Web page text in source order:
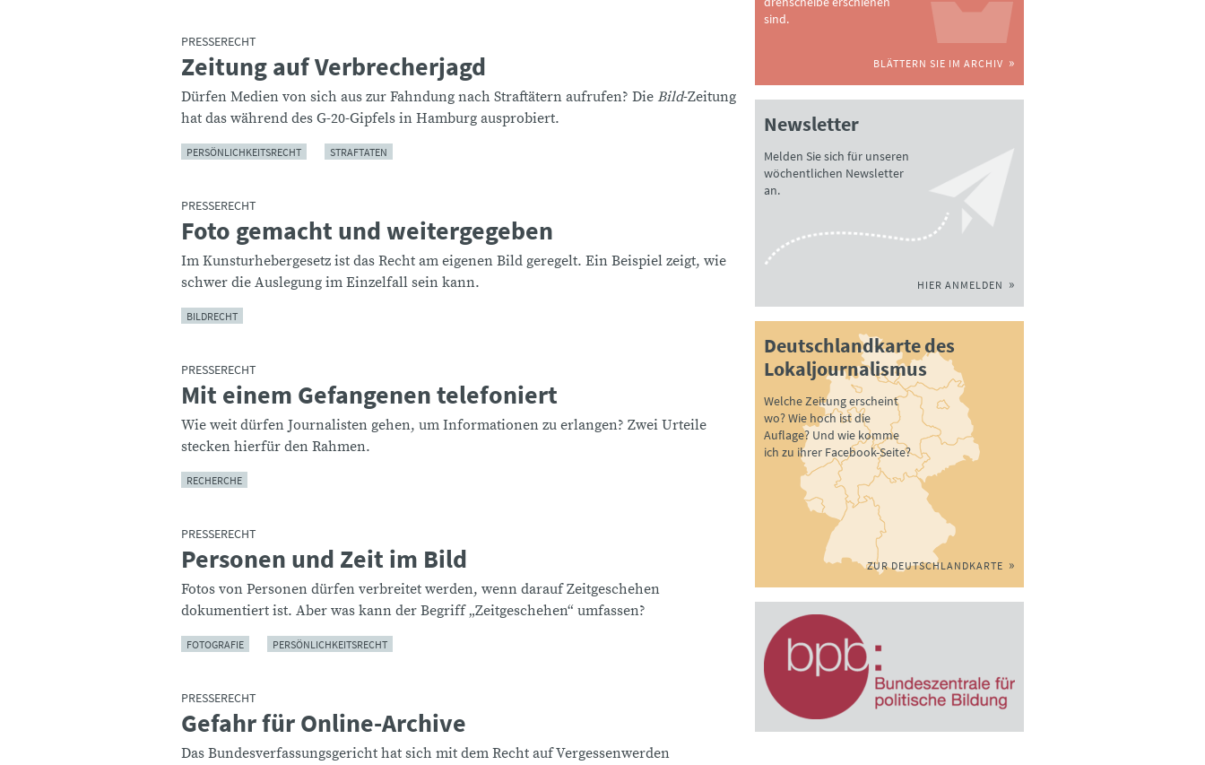
PRESSERECHT
:Zeitung auf Verbrecherjagd
Dürfen Medien von sich aus zur Fahndung nach Straftätern aufrufen? Die Bild-Zeitung
hat das während des G-20-Gipfels in Hamburg ausprobiert.
PERSÖNLICHKEITSRECHT STRAFTATEN
PRESSERECHT
:Foto gemacht und weitergegeben
Im Kunsturhebergesetz ist das Recht am eigenen Bild geregelt. Ein Beispiel zeigt, wie
schwer die Auslegung im Einzelfall sein kann.
BILDRECHT
PRESSERECHT
:Mit einem Gefangenen telefoniert
Wie weit dürfen Journalisten gehen, um Informationen zu erlangen? Zwei Urteile
stecken hierfür den Rahmen.
RECHERCHE
PRESSERECHT
:Personen und Zeit im Bild
Fotos von Personen dürfen verbreitet werden, wenn darauf Zeitgeschehen
dokumentiert ist. Aber was kann der Begriff „Zeitgeschehen“ umfassen?
FOTOGRAFIE PERSÖNLICHKEITSRECHT
PRESSERECHT
:Gefahr für Online-Archive
Das Bundesverfassungsgericht hat sich mit dem Recht auf Vergessenwerden
sind.
BLÄTTERN SIE IM ARCHIV
Newsletter
Melden Sie sich für unseren
wöchentlichen Newsletter
an.
HIER ANMELDEN
Deutschlandkarte des
Lokaljournalismus
Welche Zeitung erscheint
wo? Wie hoch ist die
Auflage? Und wie komme
ich zu ihrer Facebook-Seite?
ZUR DEUTSCHLANDKARTE